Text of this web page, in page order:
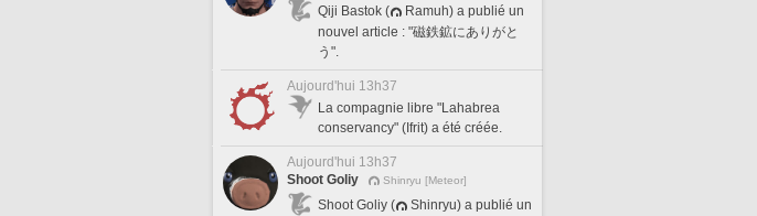
Qiji Bastok (
Ramuh) a publié un
nouvel article : "磁鉄鉱にありがと
う".
Aujourd'hui 13h37
La compagnie libre "Lahabrea
conservancy" (Ifrit) a été créée.
Aujourd'hui 13h37
Shoot Goliy
Shinryu [Meteor]
Shoot Goliy (
Shinryu) a publié un